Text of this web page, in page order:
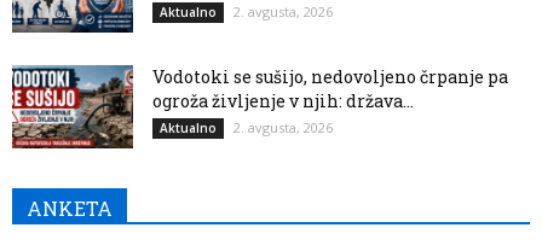
Aktualno 2. avgusta, 2026
Vodotoki se sušijo, nedovoljeno črpanje pa
ogroža življenje v njih: država...
Aktualno 2. avgusta, 2026
ANKETA